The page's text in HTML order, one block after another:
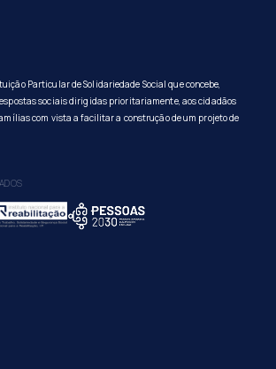
Particular de Solidariedade Social que concebe,
sociais dirigidas prioritariamente, aos cidadãos
com vista a facilitar a construção de um projeto de